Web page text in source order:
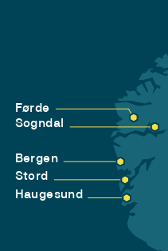
Førde
Sogndal
Bergen
Stord
Haugesund